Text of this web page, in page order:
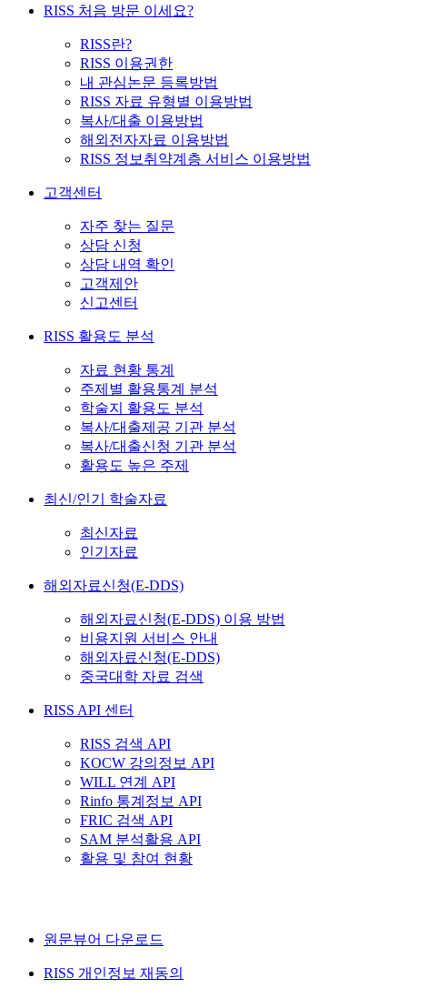
RISS 처음 방문 이세요?
RISS란?
RISS 이용권한
내 관심논문 등록방법
RISS 자료 유형별 이용방법
복사/대출 이용방법
해외전자자료 이용방법
RISS 정보취약계층 서비스 이용방법
고객센터
자주 찾는 질문
상담 신청
상담 내역 확인
고객제안
신고센터
RISS 활용도 분석
자료 현황 통계
주제별 활용통계 분석
학술지 활용도 분석
복사/대출제공 기관 분석
복사/대출신청 기관 분석
활용도 높은 주제
최신/인기 학술자료
최신자료
인기자료
해외자료신청(E-DDS)
해외자료신청(E-DDS) 이용 방법
비용지원 서비스 안내
해외자료신청(E-DDS)
중국대학 자료 검색
RISS API 센터
RISS 검색 API
KOCW 강의정보 API
WILL 연계 API
Rinfo 통계정보 API
FRIC 검색 API
SAM 분석활용 API
활용 및 참여 현황
원문뷰어 다운로드
RISS 개인정보 재동의